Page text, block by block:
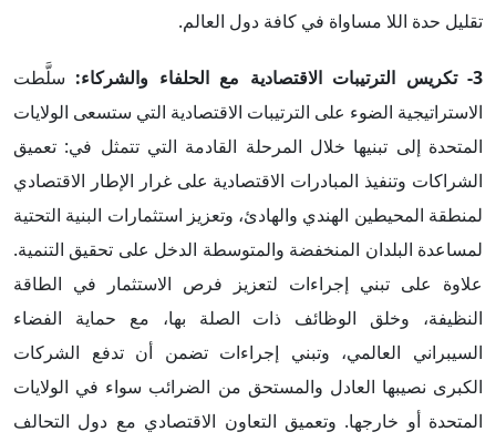
تقليل حدة اللا مساواة في كافة دول العالم.
3- تكريس الترتيبات الاقتصادية مع الحلفاء والشركاء: سلَّطت
الاستراتيجية الضوء على الترتيبات الاقتصادية التي ستسعى الولايات
المتحدة إلى تبنيها خلال المرحلة القادمة التي تتمثل في: تعميق
الشراكات وتنفيذ المبادرات الاقتصادية على غرار الإطار الاقتصادي
لمنطقة المحيطين الهندي والهادئ، وتعزيز استثمارات البنية التحتية
لمساعدة البلدان المنخفضة والمتوسطة الدخل على تحقيق التنمية.
علاوة على تبني إجراءات لتعزيز فرص الاستثمار في الطاقة
النظيفة، وخلق الوظائف ذات الصلة بها، مع حماية الفضاء
السيبراني العالمي، وتبني إجراءات تضمن أن تدفع الشركات
الكبرى نصيبها العادل والمستحق من الضرائب سواء في الولايات
المتحدة أو خارجها. وتعميق التعاون الاقتصادي مع دول التحالف